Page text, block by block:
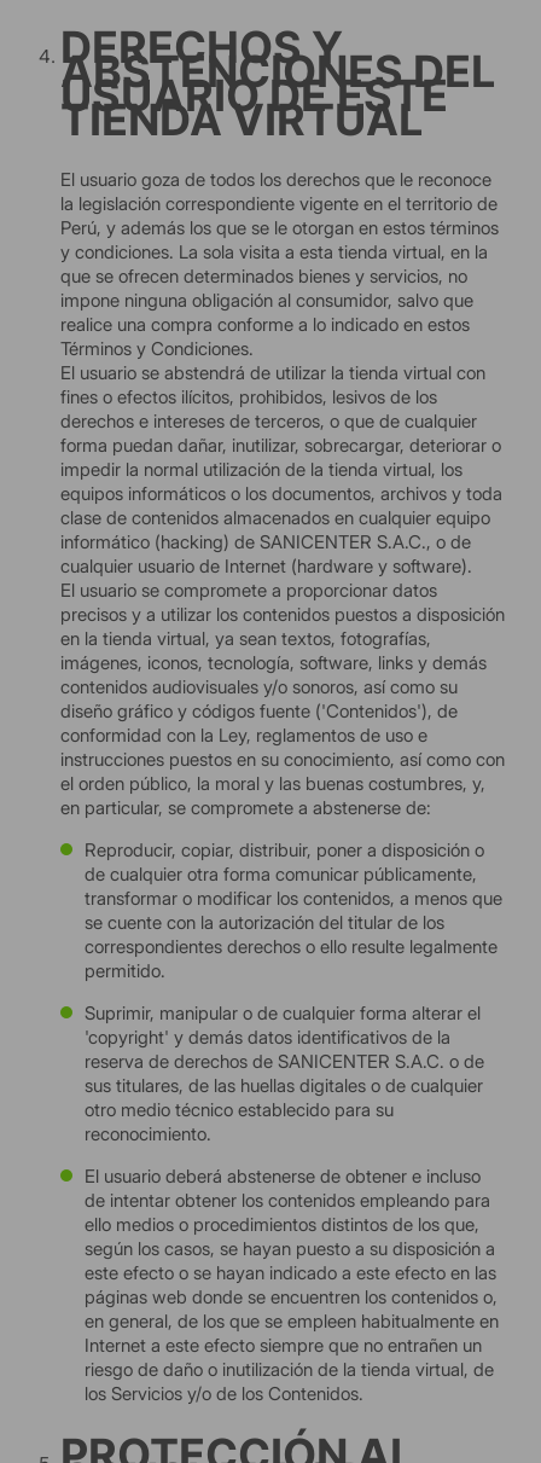
DERECHOS Y
ABSTENCIONES DEL
USUARIO DE ESTE
TIENDA VIRTUAL
El usuario goza de todos los derechos que le reconoce
la legislación correspondiente vigente en el territorio de
Perú, y además los que se le otorgan en estos términos
y condiciones. La sola visita a esta tienda virtual, en la
que se ofrecen determinados bienes y servicios, no
impone ninguna obligación al consumidor, salvo que
realice una compra conforme a lo indicado en estos
Términos y Condiciones.
El usuario se abstendrá de utilizar la tienda virtual con
fines o efectos ilícitos, prohibidos, lesivos de los
derechos e intereses de terceros, o que de cualquier
forma puedan dañar, inutilizar, sobrecargar, deteriorar o
impedir la normal utilización de la tienda virtual, los
equipos informáticos o los documentos, archivos y toda
clase de contenidos almacenados en cualquier equipo
informático (hacking) de SANICENTER S.A.C., o de
cualquier usuario de Internet (hardware y software).
El usuario se compromete a proporcionar datos
precisos y a utilizar los contenidos puestos a disposición
en la tienda virtual, ya sean textos, fotografías,
imágenes, iconos, tecnología, software, links y demás
contenidos audiovisuales y/o sonoros, así como su
diseño gráfico y códigos fuente ('Contenidos'), de
conformidad con la Ley, reglamentos de uso e
instrucciones puestos en su conocimiento, así como con
el orden público, la moral y las buenas costumbres, y,
en particular, se compromete a abstenerse de:
Reproducir, copiar, distribuir, poner a disposición o
de cualquier otra forma comunicar públicamente,
transformar o modificar los contenidos, a menos que
se cuente con la autorización del titular de los
correspondientes derechos o ello resulte legalmente
permitido.
Suprimir, manipular o de cualquier forma alterar el
'copyright' y demás datos identificativos de la
reserva de derechos de SANICENTER S.A.C. o de
sus titulares, de las huellas digitales o de cualquier
otro medio técnico establecido para su
reconocimiento.
El usuario deberá abstenerse de obtener e incluso
de intentar obtener los contenidos empleando para
ello medios o procedimientos distintos de los que,
según los casos, se hayan puesto a su disposición a
este efecto o se hayan indicado a este efecto en las
páginas web donde se encuentren los contenidos o,
en general, de los que se empleen habitualmente en
Internet a este efecto siempre que no entrañen un
riesgo de daño o inutilización de la tienda virtual, de
los Servicios y/o de los Contenidos.